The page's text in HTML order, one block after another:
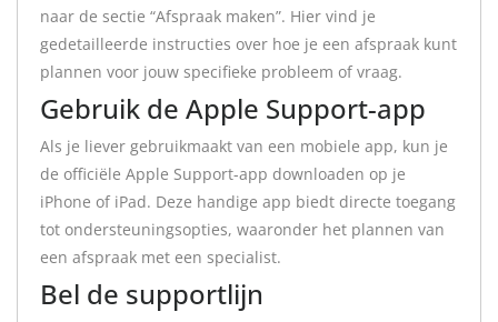
naar de sectie “Afspraak maken”. Hier vind je
gedetailleerde instructies over hoe je een afspraak kunt
plannen voor jouw specifieke probleem of vraag.
Gebruik de Apple Support-app
Als je liever gebruikmaakt van een mobiele app, kun je
de officiële Apple Support-app downloaden op je
iPhone of iPad. Deze handige app biedt directe toegang
tot ondersteuningsopties, waaronder het plannen van
een afspraak met een specialist.
Bel de supportlijn